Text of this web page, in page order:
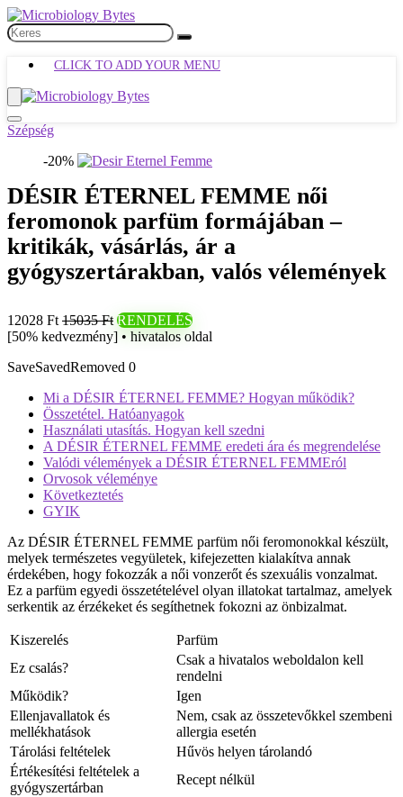
CLICK TO ADD YOUR MENU
Szépség
-20%
DÉSIR ÉTERNEL FEMME női
feromonok parfüm formájában –
kritikák, vásárlás, ár a
gyógyszertárakban, valós vélemények
12028 Ft 15035 Ft RENDELÉS
[50% kedvezmény] • hivatalos oldal
SaveSavedRemoved 0
Mi a DÉSIR ÉTERNEL FEMME? Hogyan működik?
Összetétel. Hatóanyagok
Használati utasítás. Hogyan kell szedni
A DÉSIR ÉTERNEL FEMME eredeti ára és megrendelése
Valódi vélemények a DÉSIR ÉTERNEL FEMMEról
Orvosok véleménye
Következtetés
GYIK
Az DÉSIR ÉTERNEL FEMME parfüm női feromonokkal készült,
melyek természetes vegyületek, kifejezetten kialakítva annak
érdekében, hogy fokozzák a női vonzerőt és szexuális vonzalmat.
Ez a parfüm egyedi összetételével olyan illatokat tartalmaz, amelyek
serkentik az érzékeket és segíthetnek fokozni az önbizalmat.
Kiszerelés
Parfüm
Ez csalás?
Csak a hivatalos weboldalon kell
rendelni
Működik?
Igen
Ellenjavallatok és
mellékhatások
Nem, csak az összetevőkkel szembeni
allergia esetén
Tárolási feltételek
Hűvös helyen tárolandó
Értékesítési feltételek a
gyógyszertárban
Recept nélkül